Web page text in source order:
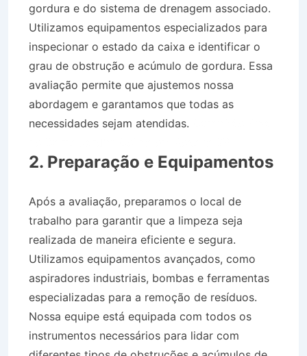
gordura e do sistema de drenagem associado.
Utilizamos equipamentos especializados para
inspecionar o estado da caixa e identificar o
grau de obstrução e acúmulo de gordura. Essa
avaliação permite que ajustemos nossa
abordagem e garantamos que todas as
necessidades sejam atendidas.
2. Preparação e Equipamentos
Após a avaliação, preparamos o local de
trabalho para garantir que a limpeza seja
realizada de maneira eficiente e segura.
Utilizamos equipamentos avançados, como
aspiradores industriais, bombas e ferramentas
especializadas para a remoção de resíduos.
Nossa equipe está equipada com todos os
instrumentos necessários para lidar com